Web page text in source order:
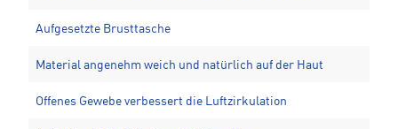
Aufgesetzte Brusttasche
Material angenehm weich und natürlich auf der Haut
Offenes Gewebe verbessert die Luftzirkulation